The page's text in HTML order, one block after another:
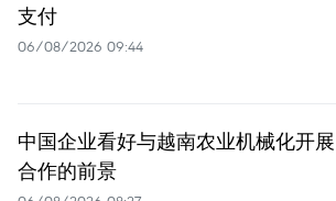
支付
06/08/2026 09:44
中国企业看好与越南农业机械化开展
合作的前景